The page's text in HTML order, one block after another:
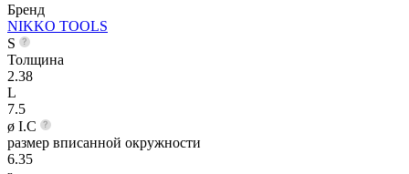
Бренд
NIKKO TOOLS
S
Толщина
2.38
L
7.5
ø I.C
размер вписанной окружности
6.35